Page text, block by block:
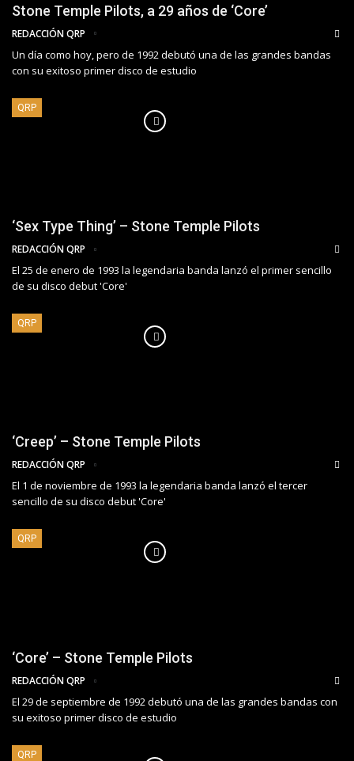
Stone Temple Pilots, a 29 años de ‘Core’
REDACCIÓN QRP
Un día como hoy, pero de 1992 debutó una de las grandes bandas
con su exitoso primer disco de estudio
QRP
‘Sex Type Thing’ – Stone Temple Pilots
REDACCIÓN QRP
El 25 de enero de 1993 la legendaria banda lanzó el primer sencillo
de su disco debut 'Core'
QRP
‘Creep’ – Stone Temple Pilots
REDACCIÓN QRP
El 1 de noviembre de 1993 la legendaria banda lanzó el tercer
sencillo de su disco debut 'Core'
QRP
‘Core’ – Stone Temple Pilots
REDACCIÓN QRP
El 29 de septiembre de 1992 debutó una de las grandes bandas con
su exitoso primer disco de estudio
QRP